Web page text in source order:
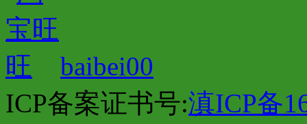
baibei00
ICP备案证书号:滇ICP备